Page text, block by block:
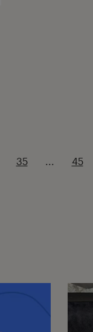
35 ... 45